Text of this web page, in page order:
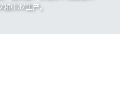
ODM生产。